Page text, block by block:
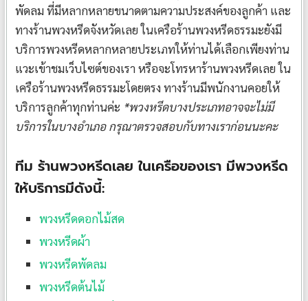
พัดลม ที่มีหลากหลายขนาดตามความประสงค์ของลูกค้า และ
ทางร้านพวงหรีดจังหวัดเลย ในเครือร้านพวงหรีดธรรมะยังมี
บริการพวงหรีดหลากหลายประเภทให้ท่านได้เลือกเพียงท่าน
แวะเข้าชมเว็บไซต์ของเรา หรือจะโทรหาร้านพวงหรีดเลย ใน
เครือร้านพวงหรีดธรรมะโดยตรง ทางร้านมีพนักงานคอยให้
บริการลูกค้าทุกท่านค่ะ *พวงหรีดบางประเภทอาจจะไม่มี
บริการในบางอำเภอ กรุณาตรวจสอบกับทางเราก่อนนะคะ
ทีม ร้านพวงหรีดเลย ในเครือของเรา มีพวงหรีด
ให้บริการมีดังนี้:
พวงหรีดดอกไม้สด
พวงหรีดผ้า
พวงหรีดพัดลม
พวงหรีดต้นไม้